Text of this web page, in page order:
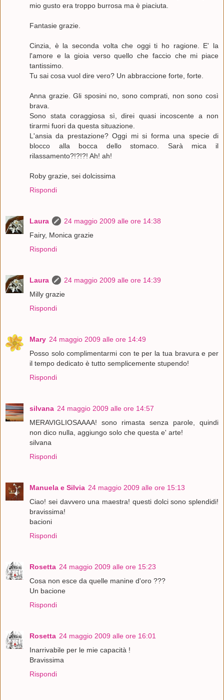
mio gusto era troppo burrosa ma è piaciuta.
Fantasie grazie.
Cinzia, è la seconda volta che oggi ti ho ragione. E' la
l'amore e la gioia verso quello che faccio che mi piace
tantissimo.
Tu sai cosa vuol dire vero? Un abbraccione forte, forte.
Anna grazie. Gli sposini no, sono comprati, non sono così
brava.
Sono stata coraggiosa sì, direi quasi incoscente a non
tirarmi fuori da questa situazione.
L'ansia da prestazione? Oggi mi si forma una specie di
blocco alla bocca dello stomaco. Sarà mica il
rilassamento?!?!?! Ah! ah!
Roby grazie, sei dolcissima
Rispondi
Laura
24 maggio 2009 alle ore 14:38
Fairy, Monica grazie
Rispondi
Laura
24 maggio 2009 alle ore 14:39
Milly grazie
Rispondi
Mary 24 maggio 2009 alle ore 14:49
Posso solo complimentarmi con te per la tua bravura e per
il tempo dedicato è tutto semplicemente stupendo!
Rispondi
silvana 24 maggio 2009 alle ore 14:57
MERAVIGLIOSAAAA! sono rimasta senza parole, quindi
non dico nulla, aggiungo solo che questa e' arte!
silvana
Rispondi
Manuela e Silvia 24 maggio 2009 alle ore 15:13
Ciao! sei davvero una maestra! questi dolci sono splendidi!
bravissima!
bacioni
Rispondi
Rosetta 24 maggio 2009 alle ore 15:23
Cosa non esce da quelle manine d'oro ???
Un bacione
Rispondi
Rosetta 24 maggio 2009 alle ore 16:01
Inarrivabile per le mie capacità !
Bravissima
Rispondi